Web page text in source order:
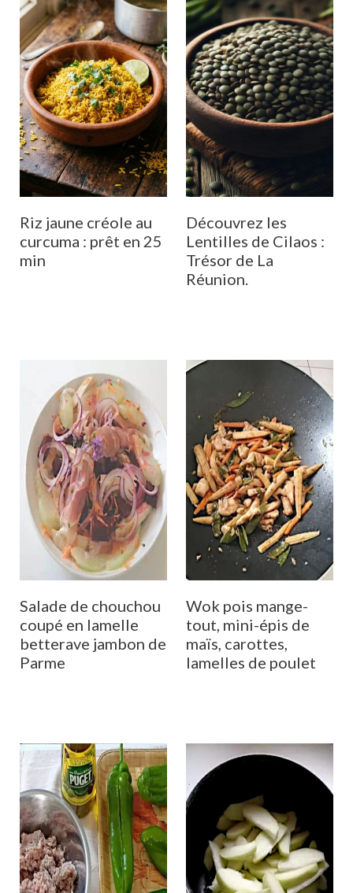
Riz jaune créole au
curcuma : prêt en 25
min
Découvrez les
Lentilles de Cilaos :
Trésor de La
Réunion.
Salade de chouchou
coupé en lamelle
betterave jambon de
Parme
Wok pois mange-
tout, mini-épis de
maïs, carottes,
lamelles de poulet